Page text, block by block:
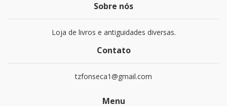
Sobre nós
Loja de livros e antiguidades diversas.
Contato
tzfonseca1@gmail.com
Menu